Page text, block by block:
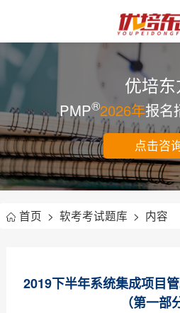
优培东
PMP®2026年报名
点击咨
首页 > 软考考试题库 > 内容
2019下半年系统集成项目
（第一部